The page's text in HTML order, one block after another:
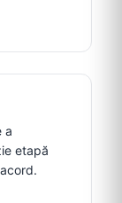
a
etapă